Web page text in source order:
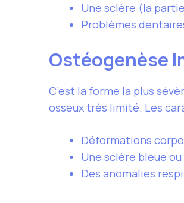
Une sclère (la
Problèmes
Ostéogenèse
C’est la forme la plus
osseux très limité. Les
Déformations
Une sclère bleue
Des anomalies